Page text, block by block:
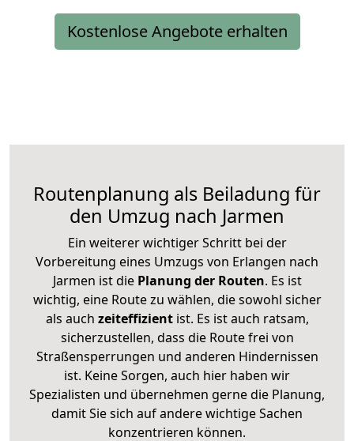
Kostenlose Angebote erhalten
Routenplanung als Beiladung für
den Umzug nach Jarmen
Ein weiterer wichtiger Schritt bei der
Vorbereitung eines Umzugs von Erlangen nach
Jarmen ist diePlanung der Routen. Es ist
wichtig, eine Route zu wählen, die sowohl sicher
als auch zeiteffizientist. Es ist auch ratsam,
sicherzustellen, dass die Route frei von
Straßensperrungen und anderen Hindernissen
ist. Keine Sorgen, auch hier haben wir
Spezialisten und übernehmen gerne die Planung,
damit Sie sich auf andere wichtige Sachen
konzentrieren können.